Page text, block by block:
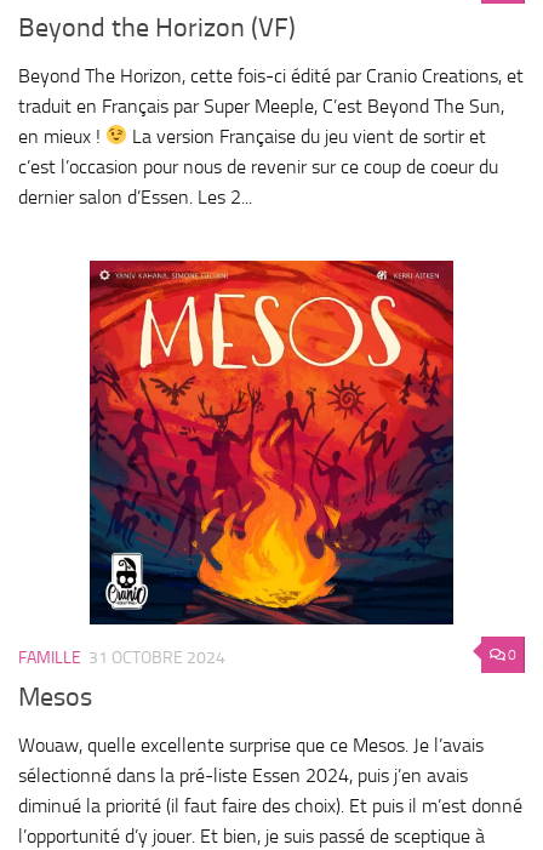
Beyond the Horizon (VF)
Beyond The Horizon, cette fois-ci édité par Cranio Creations, et
traduit en Français par Super Meeple, C’est Beyond The Sun,
en mieux !
La version Française du jeu vient de sortir et
c’est l’occasion pour nous de revenir sur ce coup de coeur du
dernier salon d’Essen. Les 2...
0
FAMILLE 31 OCTOBRE 2024
Mesos
Wouaw, quelle excellente surprise que ce Mesos. Je l’avais
sélectionné dans la pré-liste Essen 2024, puis j’en avais
diminué la priorité (il faut faire des choix). Et puis il m’est donné
l’opportunité d’y jouer. Et bien, je suis passé de sceptique à